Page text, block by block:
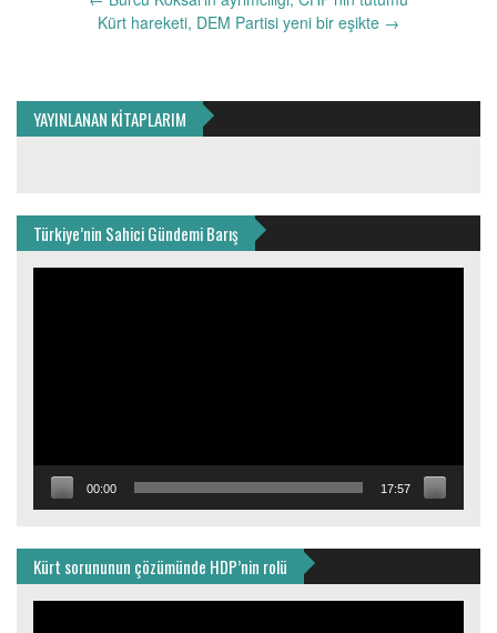
Kürt hareketi, DEM Partisi yeni bir eşikte →
YAYINLANAN KİTAPLARIM
Türkiye’nin Sahici Gündemi Barış
00:00 17:57
Kürt sorununun çözümünde HDP’nin rolü